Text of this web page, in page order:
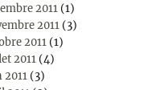
2011 (1)
2011 (3)
2011 (1)
2011 (4)
2011 (3)